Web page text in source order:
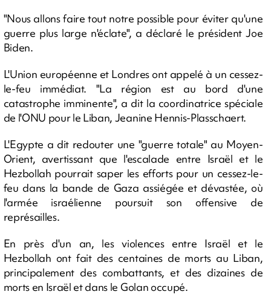
"Nous allons faire tout notre possible pour éviter qu'une
guerre plus large n'éclate", a déclaré le président Joe
Biden.
L'Union européenne et Londres ont appelé à un cessez-
le-feu immédiat. "La région est au bord d'une
catastrophe imminente", a dit la coordinatrice spéciale
de l'ONU pour le Liban, Jeanine Hennis-Plasschaert.
L'Egypte a dit redouter une "guerre totale" au Moyen-
Orient, avertissant que l'escalade entre Israël et le
Hezbollah pourrait saper les efforts pour un cessez-le-
feu dans la bande de Gaza assiégée et dévastée, où
l'armée israélienne poursuit son offensive de
représailles.
En près d'un an, les violences entre Israël et le
Hezbollah ont fait des centaines de morts au Liban,
principalement des combattants, et des dizaines de
morts en Israël et dans le Golan occupé.